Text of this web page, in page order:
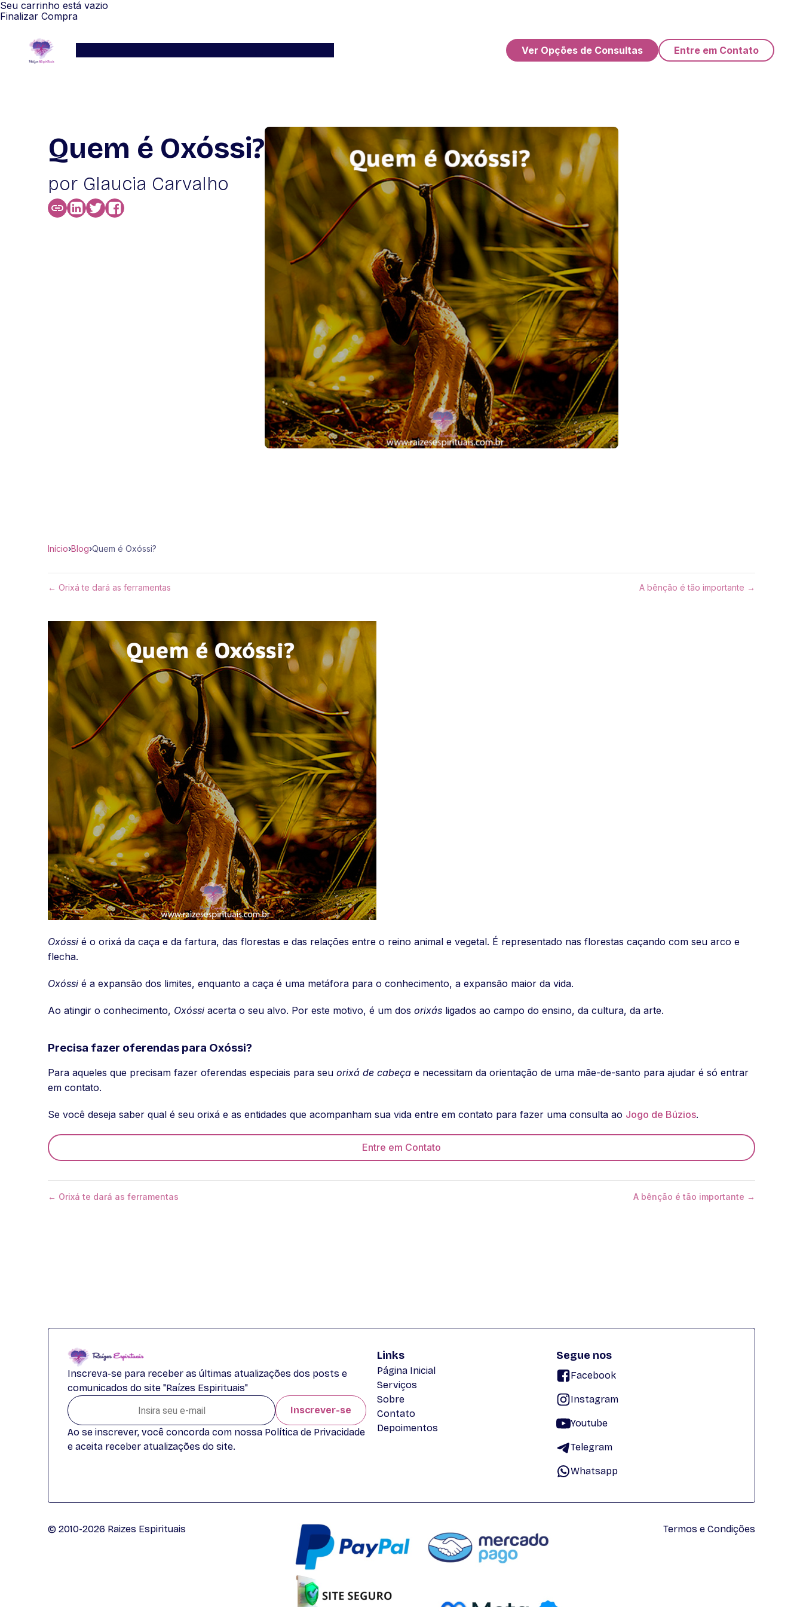
Seu carrinho está vazio
Finalizar Compra
Ver Opções de Consultas Entre em Contato
Quem é Oxóssi?
por Glaucia Carvalho
Início›Blog›Quem é Oxóssi?
← Orixá te dará as ferramentas A bênção é tão importante →
Oxóssi é o orixá da caça e da fartura, das florestas e das relações entre o reino animal e vegetal. É representado nas florestas caçando com seu arco e
flecha.
Oxóssi é a expansão dos limites, enquanto a caça é uma metáfora para o conhecimento, a expansão maior da vida.
Ao atingir o conhecimento, Oxóssi acerta o seu alvo. Por este motivo, é um dos orixás ligados ao campo do ensino, da cultura, da arte.
Precisa fazer oferendas para Oxóssi?
Para aqueles que precisam fazer oferendas especiais para seu orixá de cabeça e necessitam da orientação de uma mãe-de-santo para ajudar é só entrar
em contato.
Se você deseja saber qual é seu orixá e as entidades que acompanham sua vida entre em contato para fazer uma consulta ao Jogo de Búzios.
Entre em Contato
← Orixá te dará as ferramentas A bênção é tão importante →
Inscreva-se para receber as últimas atualizações dos posts e
comunicados do site "Raízes Espirituais"
Inscrever-se
Ao se inscrever, você concorda com nossa Política de Privacidade
e aceita receber atualizações do site.
Links
Página Inicial
Serviços
Sobre
Contato
Depoimentos
Segue nos
Facebook
Instagram
Youtube
Telegram
Whatsapp
© 2010-2026 Raizes Espirituais Termos e Condições